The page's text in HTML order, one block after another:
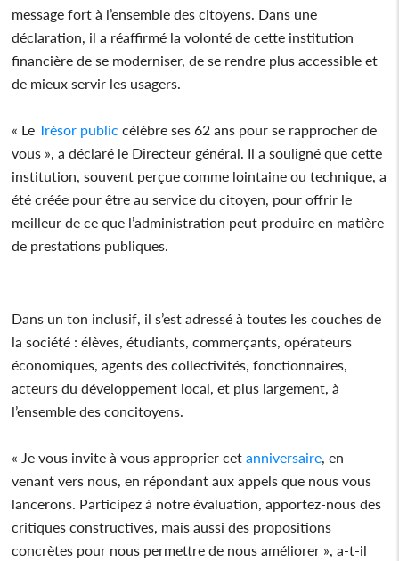
message fort à l’ensemble des citoyens. Dans une
déclaration, il a réaffirmé la volonté de cette institution
financière de se moderniser, de se rendre plus accessible et
de mieux servir les usagers.
« LeTrésor public célèbre ses 62 ans pour se rapprocher de
vous », a déclaré le Directeur général. Il a souligné que cette
institution, souvent perçue comme lointaine ou technique, a
été créée pour être au service du citoyen, pour offrir le
meilleur de ce que l’administration peut produire en matière
de prestations publiques.
Dans un ton inclusif, il s’est adressé à toutes les couches de
la société : élèves, étudiants, commerçants, opérateurs
économiques, agents des collectivités, fonctionnaires,
acteurs du développement local, et plus largement, à
l’ensemble des concitoyens.
« Je vous invite à vous approprier cet anniversaire , en
venant vers nous, en répondant aux appels que nous vous
lancerons. Participez à notre évaluation, apportez-nous des
critiques constructives, mais aussi des propositions
concrètes pour nous permettre de nous améliorer », a-t-il